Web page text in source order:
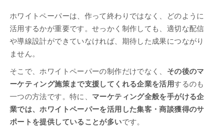
ホワイトペーパーは、作って終わりではなく、どのように
活用するかが重要です。せっかく制作しても、適切な配信
や導線設計ができていなければ、期待した成果につながり
ません。
そこで、ホワイトペーパーの制作だけでなく、 その後のマ
ーケティング施策まで支援してくれる企業を活用するのも
一つの方法です。特に、 マーケティング全般を手がける企
業では、ホワイトペーパーを活用した集客・商談獲得のサ
ポートを提供していることが多いです。